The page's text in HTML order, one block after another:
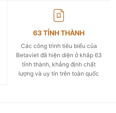
63 TỈNH THÀNH
Các công trình tiêu biểu của
Betaviet đã hiện diện ở khắp 63
tỉnh thành, khẳng định chất
lượng và uy tín trên toàn quốc